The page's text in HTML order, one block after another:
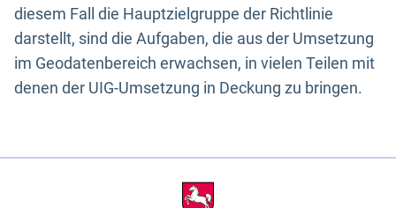
diesem Fall die Hauptzielgruppe der Richtlinie
darstellt, sind die Aufgaben, die aus der Umsetzung
im Geodatenbereich erwachsen, in vielen Teilen mit
denen der UIG-Umsetzung in Deckung zu bringen.